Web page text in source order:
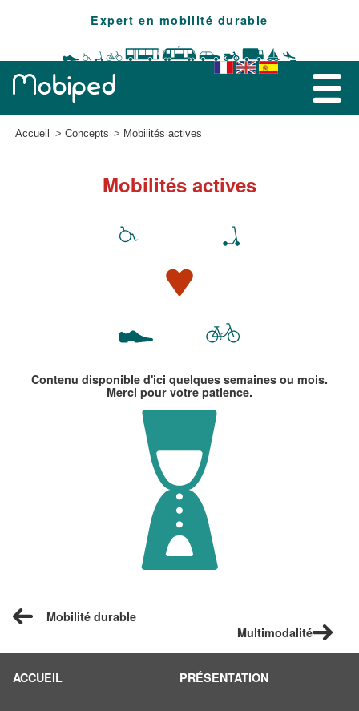
Expert en mobilité durable
Accueil Concepts Mobilités actives
Mobilités actives
Contenu disponible d'ici quelques semaines ou mois.
Merci pour votre patience.
Mobilité durable
Multimodalité
ACCUEIL PRÉSENTATION